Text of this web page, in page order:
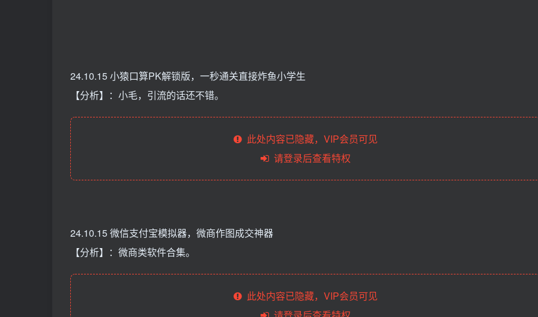
24.10.15 小猿口算PK解锁版，一秒通关直接炸鱼小学生
【分析】：小毛，引流的话还不错。
此处内容已隐藏，VIP会员可见
请登录后查看特权
24.10.15 微信支付宝模拟器，微商作图成交神器
【分析】：微商类软件合集。
此处内容已隐藏，VIP会员可见